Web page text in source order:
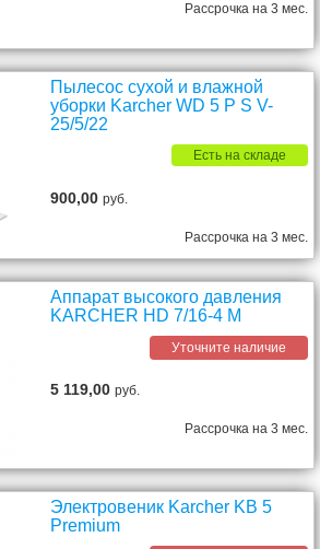
Рассрочка на 3 мес.
Пылесос сухой и влажной
уборки Karcher WD 5 P S V-
25/5/22
Есть на складе
900,00руб.
Рассрочка на 3 мес.
Аппарат высокого давления
KARCHER HD 7/16-4 M
Уточните наличие
5 119,00руб.
Рассрочка на 3 мес.
Электровеник Karcher KB 5
Premium